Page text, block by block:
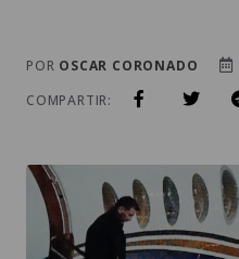
POR OSCAR CORONADO
COMPARTIR: